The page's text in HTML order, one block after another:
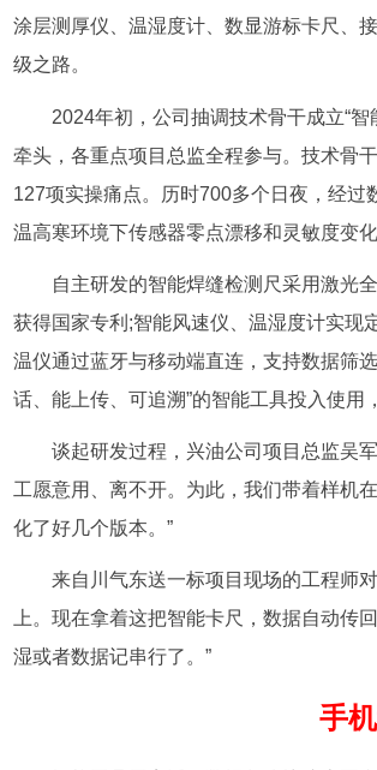
涂层测厚仪、温湿度计、数显游标卡尺、
级之路。
2024年初，公司抽调技术骨干成立“智
牵头，各重点项目总监全程参与。技术骨
127项实操痛点。历时700多个日夜，经
温高寒环境下传感器零点漂移和灵敏度变
自主研发的智能焊缝检测尺采用激光全
获得国家专利;智能风速仪、温湿度计实现
温仪通过蓝牙与移动端直连，支持数据筛
话、能上传、可追溯”的智能工具投入使用
谈起研发过程，兴油公司项目总监吴军
工愿意用、离不开。为此，我们带着样机
化了好几个版本。”
来自川气东送一标项目现场的工程师对
上。现在拿着这把智能卡尺，数据自动传
湿或者数据记串行了。”
手